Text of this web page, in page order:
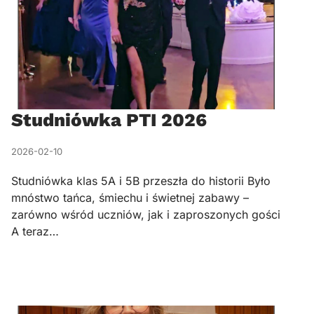
Studniówka PTI 2026
2026-02-10
Studniówka klas 5A i 5B przeszła do historii Było
mnóstwo tańca, śmiechu i świetnej zabawy –
zarówno wśród uczniów, jak i zaproszonych gości
A teraz…